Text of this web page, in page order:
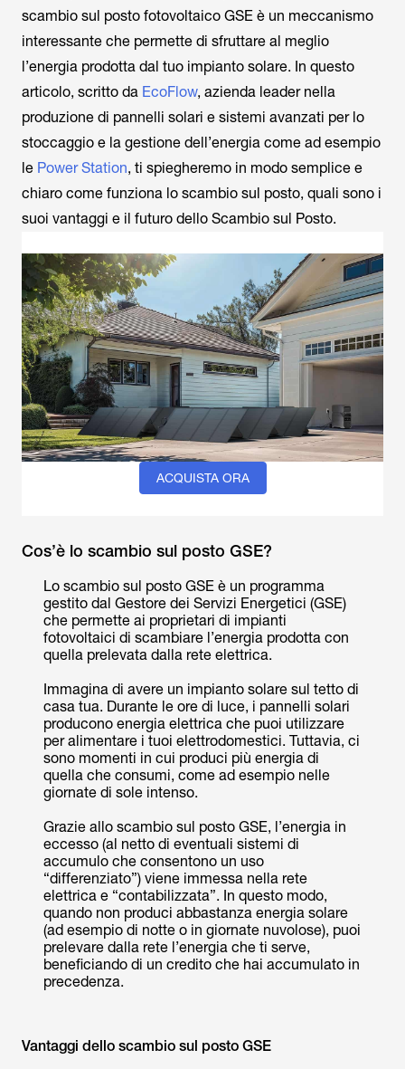
scambio sul posto fotovoltaico GSE è un meccanismo
interessante che permette di sfruttare al meglio
l’energia prodotta dal tuo impianto solare. In questo
articolo, scritto da EcoFlow, azienda leader nella
produzione di pannelli solari e sistemi avanzati per lo
stoccaggio e la gestione dell’energia come ad esempio
le Power Station, ti spiegheremo in modo semplice e
chiaro come funziona lo scambio sul posto, quali sono i
suoi vantaggi e il futuro dello Scambio sul Posto.
ACQUISTA ORA
Cos’è lo scambio sul posto GSE?
Lo scambio sul posto GSE è un programma
gestito dal Gestore dei Servizi Energetici (GSE)
che permette ai proprietari di impianti
fotovoltaici di scambiare l’energia prodotta con
quella prelevata dalla rete elettrica.
Immagina di avere un impianto solare sul tetto di
casa tua. Durante le ore di luce, i pannelli solari
producono energia elettrica che puoi utilizzare
per alimentare i tuoi elettrodomestici. Tuttavia, ci
sono momenti in cui produci più energia di
quella che consumi, come ad esempio nelle
giornate di sole intenso.
Grazie allo scambio sul posto GSE, l’energia in
eccesso (al netto di eventuali sistemi di
accumulo che consentono un uso
“differenziato”) viene immessa nella rete
elettrica e “contabilizzata”. In questo modo,
quando non produci abbastanza energia solare
(ad esempio di notte o in giornate nuvolose), puoi
prelevare dalla rete l’energia che ti serve,
beneficiando di un credito che hai accumulato in
precedenza.
Vantaggi dello scambio sul posto GSE